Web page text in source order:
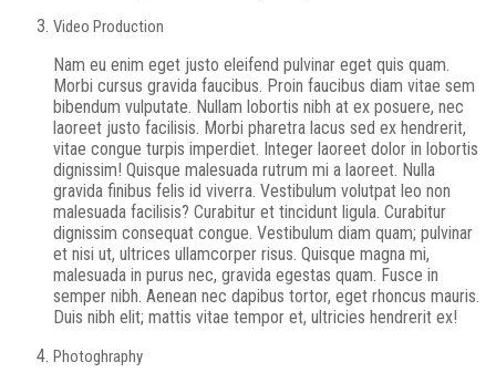
Video Production
Nam eu enim eget justo eleifend pulvinar eget quis quam.
Morbi cursus gravida faucibus. Proin faucibus diam vitae sem
bibendum vulputate. Nullam lobortis nibh at ex posuere, nec
laoreet justo facilisis. Morbi pharetra lacus sed ex hendrerit,
vitae congue turpis imperdiet. Integer laoreet dolor in lobortis
dignissim! Quisque malesuada rutrum mi a laoreet. Nulla
gravida finibus felis id viverra. Vestibulum volutpat leo non
malesuada facilisis? Curabitur et tincidunt ligula. Curabitur
dignissim consequat congue. Vestibulum diam quam; pulvinar
et nisi ut, ultrices ullamcorper risus. Quisque magna mi,
malesuada in purus nec, gravida egestas quam. Fusce in
semper nibh. Aenean nec dapibus tortor, eget rhoncus mauris.
Duis nibh elit; mattis vitae tempor et, ultricies hendrerit ex!
Photoghraphy